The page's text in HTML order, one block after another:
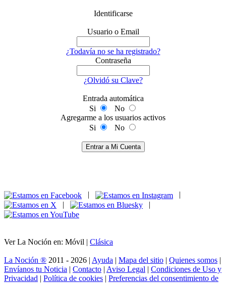
Identificarse
Usuario o Email
¿Todavía no se ha registrado?
Contraseña
¿Olvidó su Clave?
Entrada automática
Si
No
Agregarme a los usuarios activos
Si
No
Entrar a Mi Cuenta
|
|
|
|
Ver La Noción en: Móvil | Clásica
La Noción ® 2011 - 2026 | Ayuda | Mapa del sitio | Quienes somos |
Envíanos tu Noticia | Contacto | Aviso Legal | Condiciones de Uso y
Privacidad | Política de cookies | Preferencias del consentimiento de